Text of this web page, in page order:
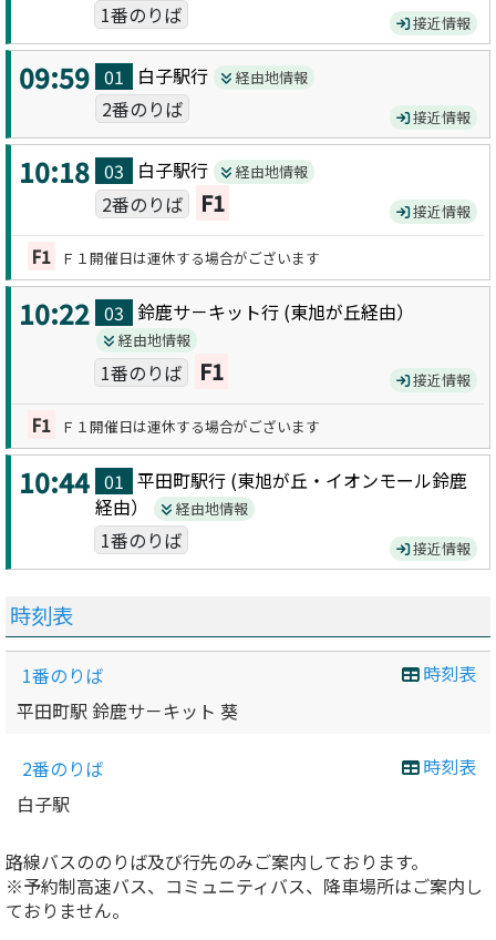
1番のりば 接近情報
09:59 01 白子駅行 経由地情報
2番のりば 接近情報
10:18 03 白子駅行 経由地情報
2番のりば F1 接近情報
F1 Ｆ１開催日は運休する場合がございます
10:22 03 鈴鹿サ－キット行 (東旭が丘経由）
経由地情報
1番のりば F1 接近情報
F1 Ｆ１開催日は運休する場合がございます
10:44 01 平田町駅行 (東旭が丘・イオンモール鈴鹿
経由）
経由地情報
1番のりば 接近情報
時刻表
時刻表
1番のりば
平田町駅 鈴鹿サ－キット 葵
時刻表
2番のりば
白子駅
路線バスののりば及び行先のみご案内しております。
※予約制高速バス、コミュニティバス、降車場所はご案内し
ておりません。